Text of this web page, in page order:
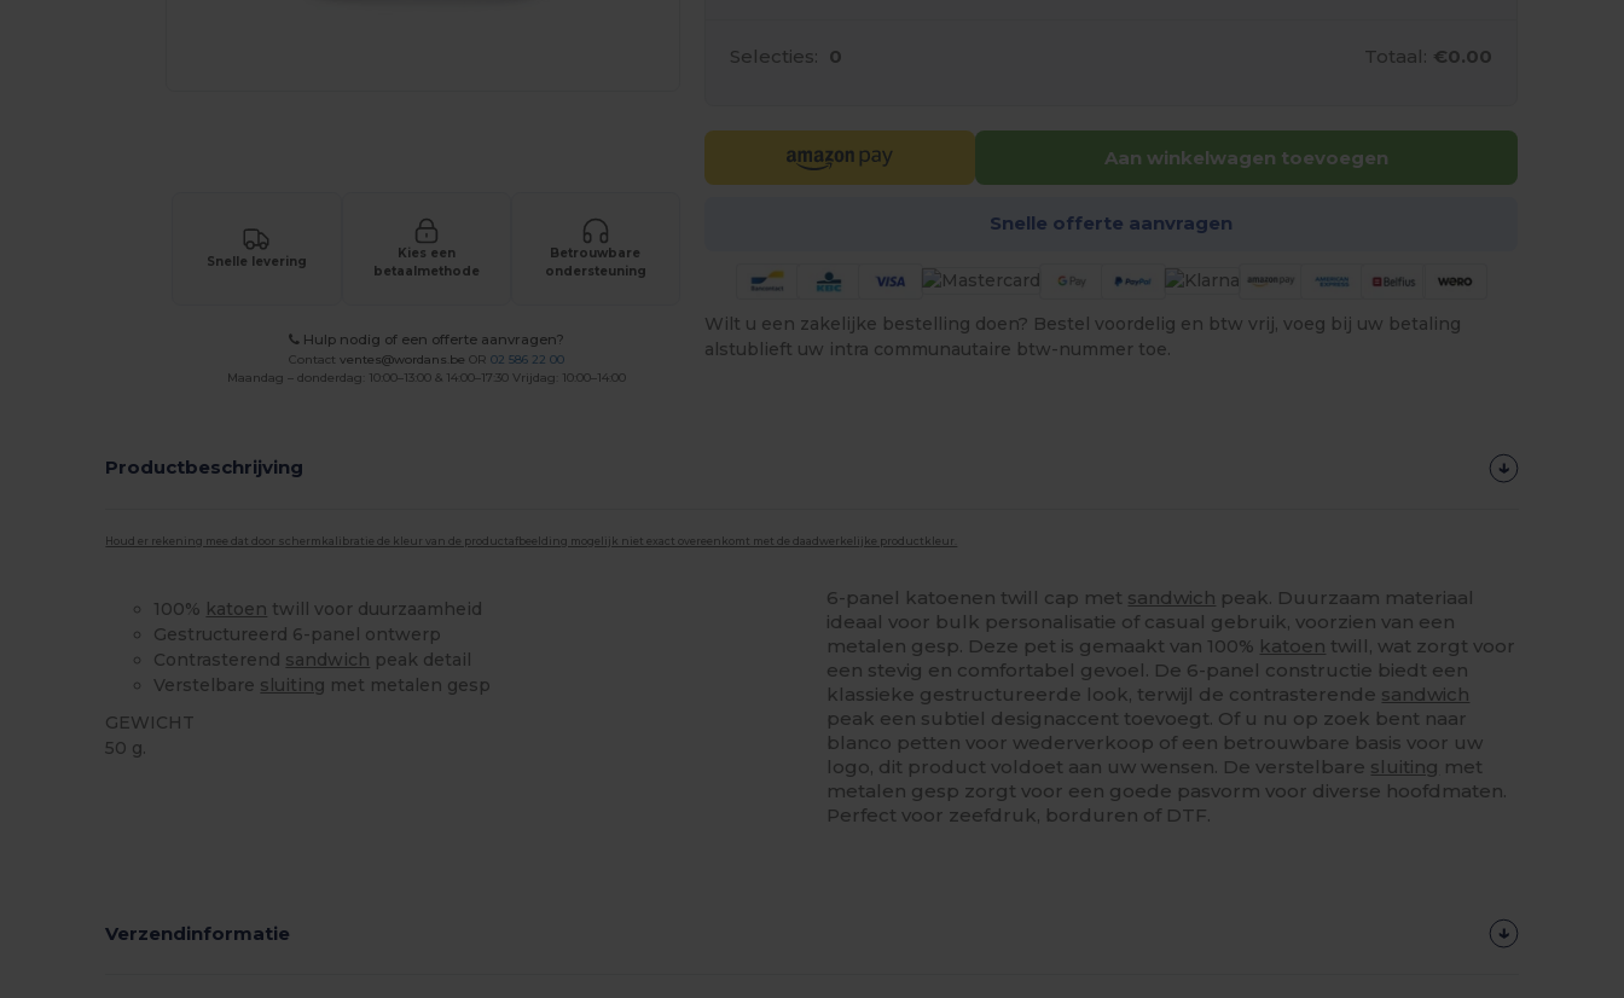
Snelle levering
Kies een
betaalmethode
Betrouwbare
ondersteuning
Hulp nodig of een offerte aanvragen?
Contact ventes@wordans.be OR 02 586 22 00
Maandag – donderdag: 10:00–13:00 & 14:00–17:30 Vrijdag: 10:00–14:00
Selecties: 0 Totaal: €0.00
Aan winkelwagen toevoegen
Snelle offerte aanvragen
Wilt u een zakelijke bestelling doen? Bestel voordelig en btw vrij, voeg bij uw betaling
alstublieft uw intra communautaire btw-nummer toe.
Productbeschrijving
Houd er rekening mee dat door schermkalibratie de kleur van de productafbeelding mogelijk niet exact overeenkomt met de daadwerkelijke productkleur.
100% katoen twill voor duurzaamheid
Gestructureerd 6-panel ontwerp
Contrasterend sandwich peak detail
Verstelbare sluiting met metalen gesp
GEWICHT
50 g.
6-panel katoenen twill cap met sandwich peak. Duurzaam materiaal
ideaal voor bulk personalisatie of casual gebruik, voorzien van een
metalen gesp. Deze pet is gemaakt van 100% katoen twill, wat zorgt voor
een stevig en comfortabel gevoel. De 6-panel constructie biedt een
klassieke gestructureerde look, terwijl de contrasterende sandwich
peak een subtiel designaccent toevoegt. Of u nu op zoek bent naar
blanco petten voor wederverkoop of een betrouwbare basis voor uw
logo, dit product voldoet aan uw wensen. De verstelbare sluiting met
metalen gesp zorgt voor een goede pasvorm voor diverse hoofdmaten.
Perfect voor zeefdruk, borduren of DTF.
Verzendinformatie